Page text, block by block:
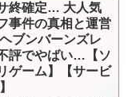
終確定… 大人気
事件の真相と運営
ブンバーンズレ
評でやばい…【ソ
ゲーム】【サービ